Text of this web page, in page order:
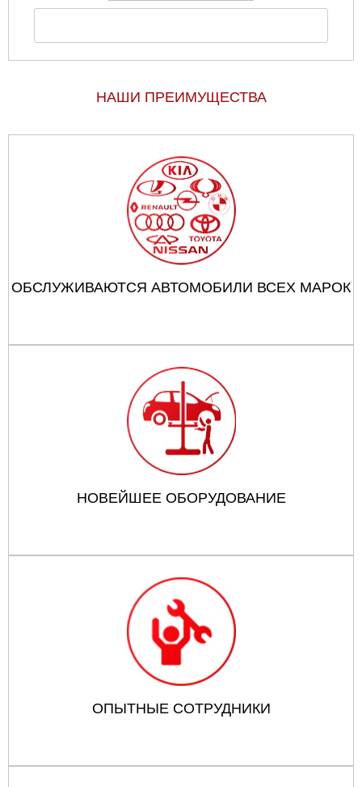
НАШИ ПРЕИМУЩЕСТВА
ОБСЛУЖИВАЮТСЯ АВТОМОБИЛИ ВСЕХ МАРОК
НОВЕЙШЕЕ ОБОРУДОВАНИЕ
ОПЫТНЫЕ СОТРУДНИКИ